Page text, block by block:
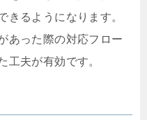
きるようになります。
あった際の対応フロー
工夫が有効です。